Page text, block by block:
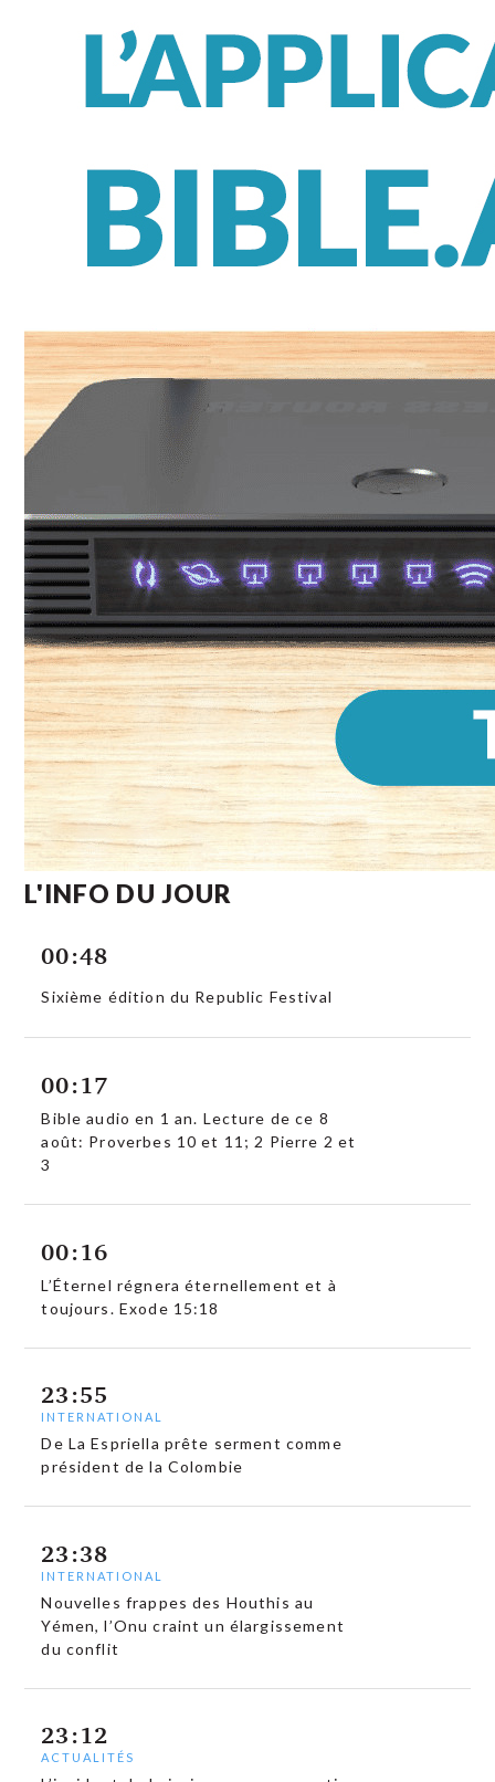
L'INFO DU JOUR
00:48
Sixième édition du Republic Festival
00:17
Bible audio en 1 an. Lecture de ce 8
août: Proverbes 10 et 11; 2 Pierre 2 et
3
00:16
L’Éternel régnera éternellement et à
toujours. Exode 15:18
23:55
INTERNATIONAL
De La Espriella prête serment comme
président de la Colombie
23:38
INTERNATIONAL
Nouvelles frappes des Houthis au
Yémen, l’Onu craint un élargissement
du conflit
23:12
ACTUALITÉS